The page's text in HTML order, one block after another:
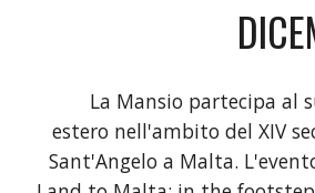
La Mansio partecipa al
estero nell'ambito del XIV
Sant'Angelo a Malta.